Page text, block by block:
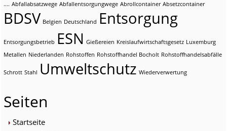
.... Abfallabsatzwege Abfallentsorgungwege Abrollcontainer Absetzcontainer
BDSV Belgien Deutschland Entsorgung
Entsorgungsbetrieb ESN Gießereien Kreislaufwirtschaftsgesetz Luxemburg
Metallen Niederlanden Rohstoffen Rohstoffhandel Bocholt Rohstoffhandelsabfälle
Schrott Stahl Umweltschutz Wiederverwertung
Seiten
Startseite